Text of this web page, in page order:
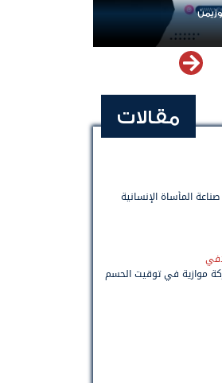
مقالات
المأساة الإنسانية
موازية في توقيت الحسم